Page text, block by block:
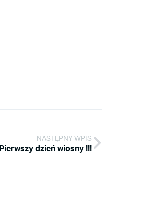
NASTĘPNY WPIS
Pierwszy dzień wiosny !!!